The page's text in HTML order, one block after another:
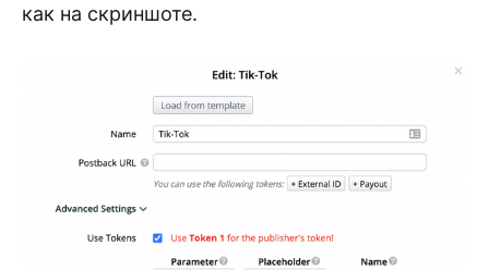
как на скриншоте.